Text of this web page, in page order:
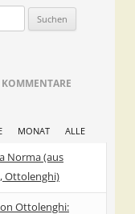
KOMMENTARE
MONAT ALLE
Norma (aus
Ottolenghi)
Ottolenghi: